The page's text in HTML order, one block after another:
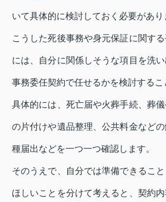
いて具体的に検討しておく必要があり
こうした死後事務や身元保証に関す
には、自分に関係しそうな項目を洗
事務委任契約で任せるかを検討するこ
具体的には、死亡届や火葬手続、葬
の片付けや遺品整理、公共料金など
種届出などを一つ一つ確認します。
そのうえで、自分では準備できるこ
ほしいことを分けて考えると、契約